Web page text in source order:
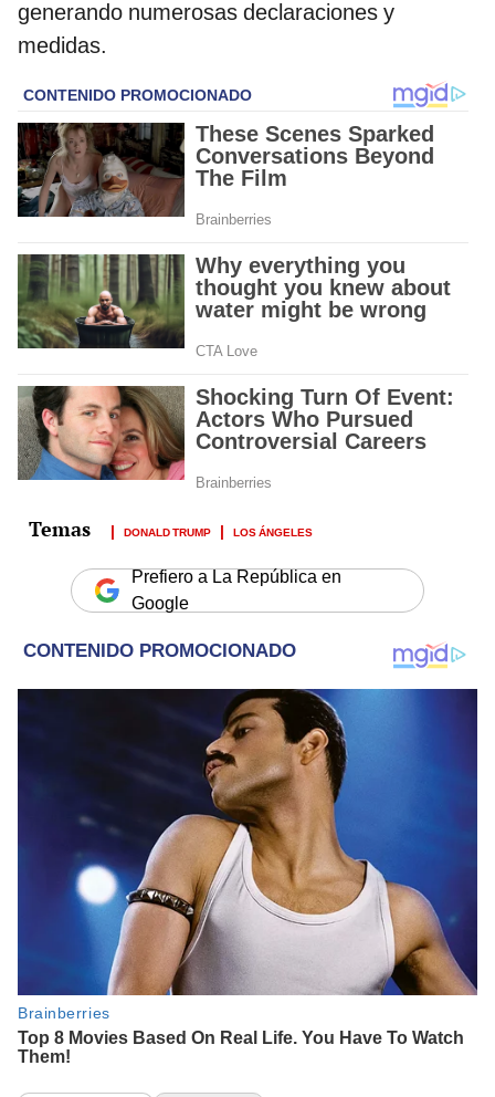
generando numerosas declaraciones y
medidas.
DONALD TRUMP LOS ÁNGELES
Prefiero a La República en
Google